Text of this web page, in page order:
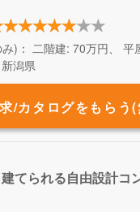
)： 二階建: 70万円、 平
新潟県
/カタログをもらう
てられる自由設計コ